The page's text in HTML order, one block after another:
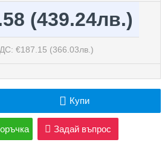
(439.24лв.)
€187.15 (366.03лв.)
Купи
Задай въпрос